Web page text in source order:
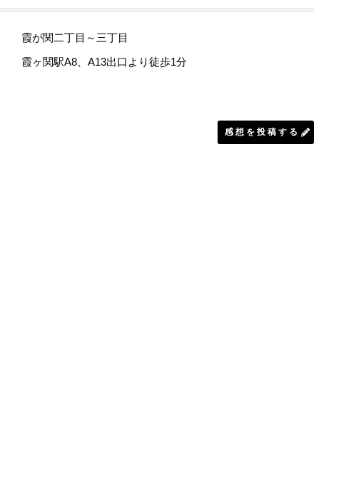
霞が関二丁目～三丁目
霞ヶ関駅A8、A13出口より徒歩1分
感想を投稿する